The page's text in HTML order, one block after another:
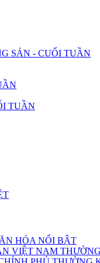
SẢN - CUỐI TUẦN
TUẦN
HÓA NỔI BẬT
VIỆT NAM